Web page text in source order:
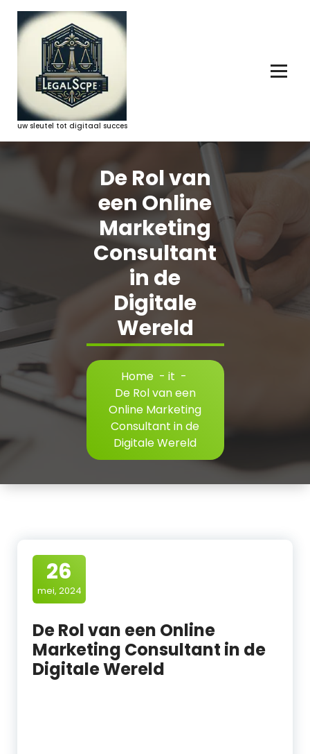
naar
uw sleutel tot digitaal succes
De Rol van
een Online
Marketing
Consultant
in de
Digitale
Wereld
Home- it -
De Rol van een
Online Marketing
Consultant in de
Digitale Wereld
26
mei, 2024
De Rol van een Online
Marketing Consultant in de
Digitale Wereld